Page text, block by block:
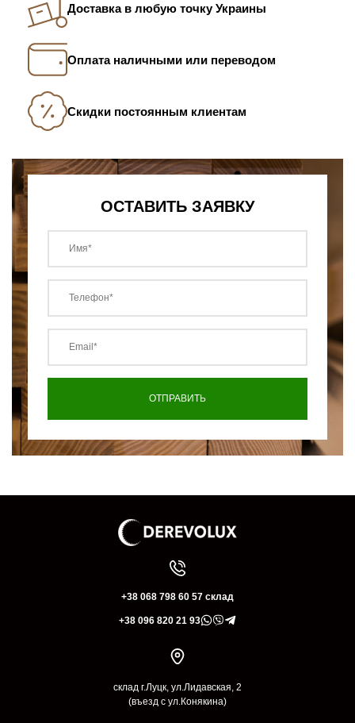
Доставка в любую точку Украины
Оплата наличными или переводом
Скидки постоянным клиентам
ОСТАВИТЬ ЗАЯВКУ
+38 068 798 60 57 склад
+38 096 820 21 93
склад г.Луцк, ул.Лидавская, 2
(въезд с ул.Конякина)